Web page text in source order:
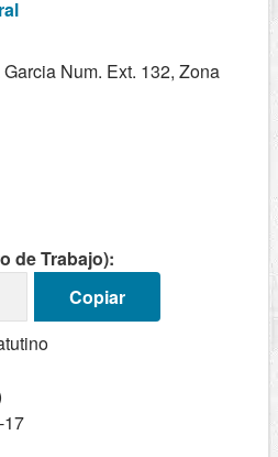
Num. Ext. 132, Zona
de Trabajo):
Copiar
17